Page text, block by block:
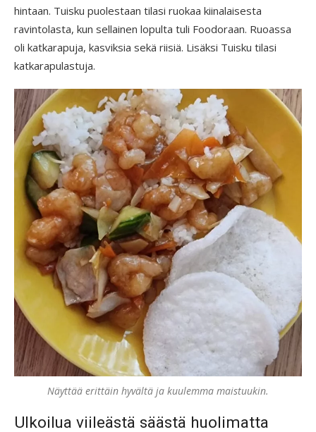
hintaan. Tuisku puolestaan tilasi ruokaa kiinalaisesta
ravintolasta, kun sellainen lopulta tuli Foodoraan. Ruoassa
oli katkarapuja, kasviksia sekä riisiä. Lisäksi Tuisku tilasi
katkarapulastuja.
Näyttää erittäin hyvältä ja kuulemma maistuukin.
Ulkoilua viileästä säästä huolimatta